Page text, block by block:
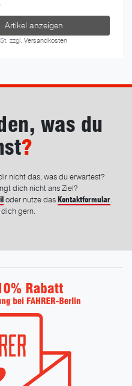
Artikel anzeigen
zzgl.Versandkosten
was du
?
nicht das, was du erwartest?
dich nicht ans Ziel?
oder nutze dasKontaktformular
gern.